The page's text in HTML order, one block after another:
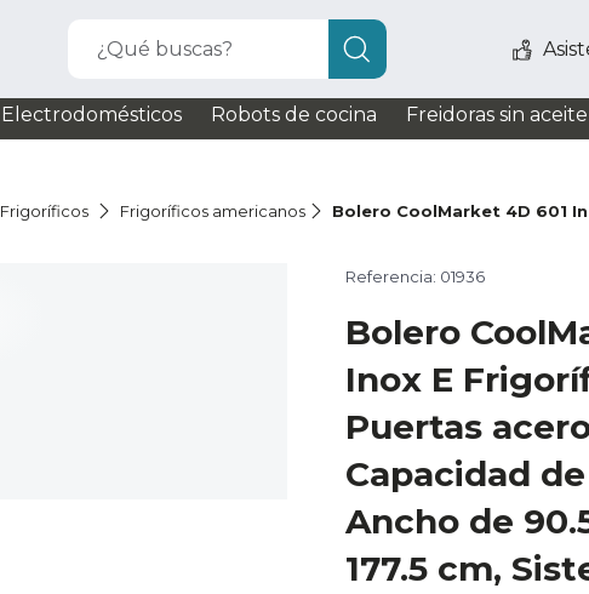
¿Qué buscas?
Electrodomésticos Robots de cocina Freidoras sin aceite
Frigoríficos Frigoríficos americanos Bolero CoolMarket 4D 601
Referencia: 01936
Bolero
Inox E
Puertas
Capacidad
Ancho de
177.5 cm,